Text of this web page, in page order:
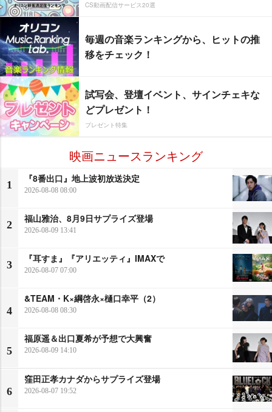
CS動画配信サービス20選
毎週の音楽ランキングから、ヒットの推
移をチェック！
試写会、登壇イベント、サインチェキな
どプレゼント！
プレゼント特集
映画ニュースランキング
1
『8番出口』地上波初放送決定
2026-08-08 08:00
2
福山雅治、8月9日サプライズ登場
2026-08-09 13:41
3
『耳すま』『アリエッティ』IMAXで
2026-08-07 07:00
4
&TEAM・K×綱啓永×樋口幸平（2）
2026-08-08 08:30
5
福原遥＆出口夏希が予想で大興奮
2026-08-09 14:10
6
窪田正孝カナダからサプライズ登場
2026-08-07 19:52